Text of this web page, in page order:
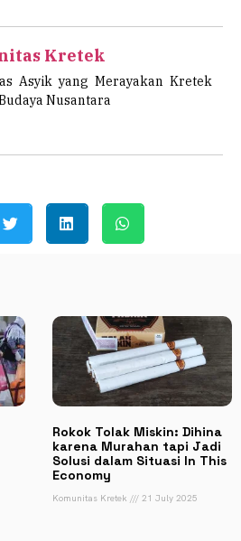
Kretek
Asyik yang Merayakan Kretek
Nusantara
Rokok Tolak Miskin: Dihina
karena Murahan tapi Jadi
Solusi dalam Situasi In This
Economy
Komunitas Kretek 21 July 2025